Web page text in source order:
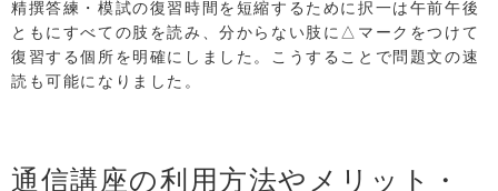
精撰答練・模試の復習時間を短縮するために択一は午前午後
ともにすべての肢を読み、分からない肢に△マークをつけて
復習する個所を明確にしました。こうすることで問題文の速
読も可能になりました。
通信講座の利用方法やメリット・